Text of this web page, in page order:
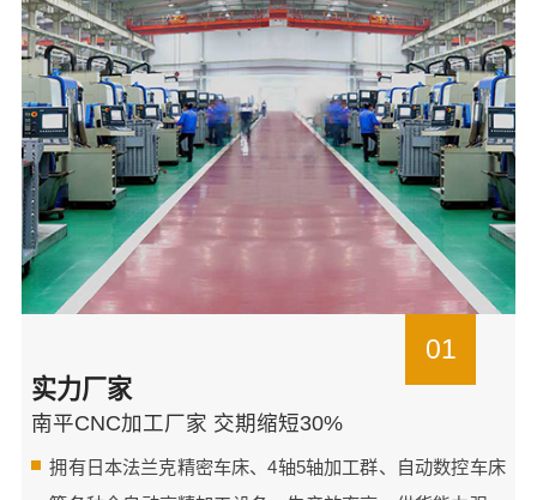
01
实力厂家
南平CNC加工厂家 交期缩短30%
拥有日本法兰克精密车床、4轴5轴加工群、自动数控车床